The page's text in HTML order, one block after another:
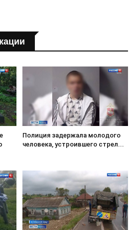
Полиция задержала молодого
человека, устроившего стрел...